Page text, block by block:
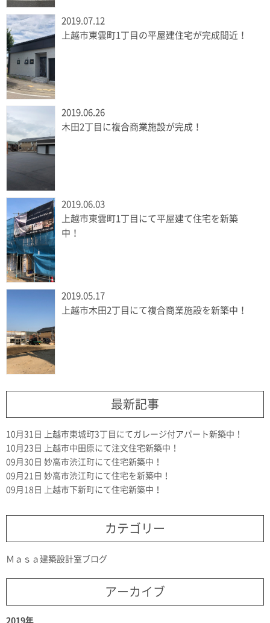
2019.07.12
上越市東雲町1丁目の平屋建住宅が完成間近！
2019.06.26
木田2丁目に複合商業施設が完成！
2019.06.03
上越市東雲町1丁目にて平屋建て住宅を新築
中！
2019.05.17
上越市木田2丁目にて複合商業施設を新築中！
最新記事
10月31日
上越市東城町3丁目にてガレージ付アパート新築中！
10月23日
上越市中田原にて注文住宅新築中！
09月30日 妙高市渋江町にて住宅新築中！
09月21日 妙高市渋江町にて住宅を新築中！
09月18日
上越市下新町にて住宅新築中！
カテゴリー
Ｍａｓａ建築設計室ブログ
アーカイブ
2019年